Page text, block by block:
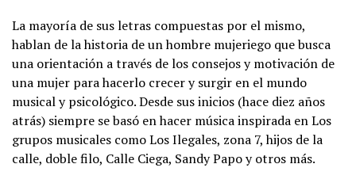
La mayoría de sus letras compuestas por el mismo,
hablan de la historia de un hombre mujeriego que busca
una orientación a través de los consejos y motivación de
una mujer para hacerlo crecer y surgir en el mundo
musical y psicológico. Desde sus inicios (hace diez años
atrás) siempre se basó en hacer música inspirada en Los
grupos musicales como Los Ilegales, zona 7, hijos de la
calle, doble filo, Calle Ciega, Sandy Papo y otros más.